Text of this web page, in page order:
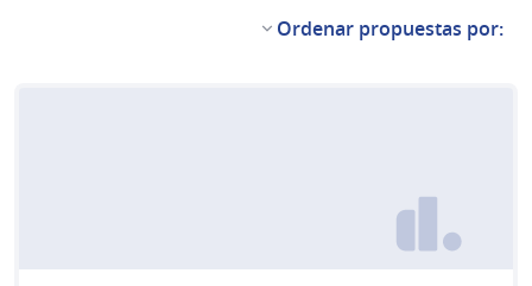
Ordenar propuestas por: